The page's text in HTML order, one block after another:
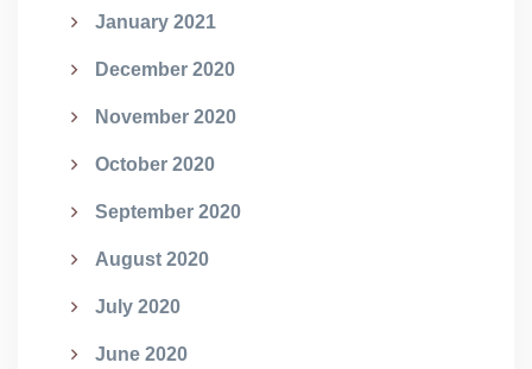
January 2021
December 2020
November 2020
October 2020
September 2020
August 2020
July 2020
June 2020